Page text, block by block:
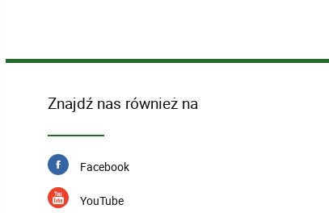
Znajdź nas również na
Facebook
YouTube